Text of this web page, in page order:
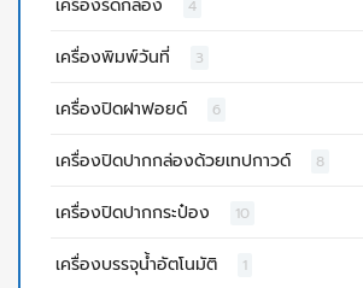
เครื่องรัดกล่อง 4
เครื่องพิมพ์วันที่ 3
เครื่องปิดฝาฟอยด์ 6
เครื่องปิดปากกล่องด้วยเทปกาวด์ 8
เครื่องปิดปากกระป๋อง 10
เครื่องบรรจุน้ำอัตโนมัติ 1